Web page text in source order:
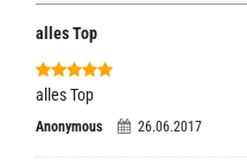
alles Top
alles Top
Anonymous 26.06.2017